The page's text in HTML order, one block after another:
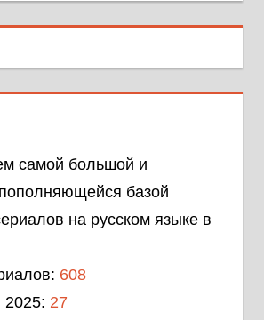
самой большой и
базой
на русском языке в
608
27